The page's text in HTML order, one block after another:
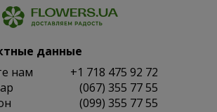
данные
нам
+1 718 475 92 72
(067) 355 77 55
(099) 355 77 55